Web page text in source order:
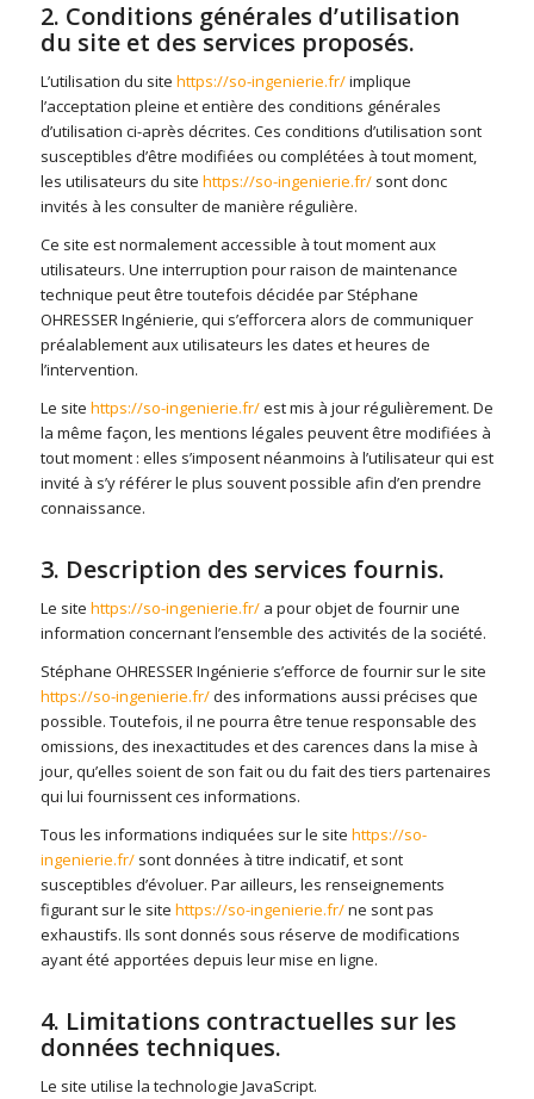
2. Conditions générales d’utilisation
du site et des services proposés.
L’utilisation du site https://so-ingenierie.fr/implique
l’acceptation pleine et entière des conditions générales
d’utilisation ci-après décrites. Ces conditions d’utilisation sont
susceptibles d’être modifiées ou complétées à tout moment,
les utilisateurs du site https://so-ingenierie.fr/sont donc
invités à les consulter de manière régulière.
Ce site est normalement accessible à tout moment aux
utilisateurs. Une interruption pour raison de maintenance
technique peut être toutefois décidée par Stéphane
OHRESSER Ingénierie, qui s’efforcera alors de communiquer
préalablement aux utilisateurs les dates et heures de
l’intervention.
Le site https://so-ingenierie.fr/est mis à jour régulièrement. De
la même façon, les mentions légales peuvent être modifiées à
tout moment : elles s’imposent néanmoins à l’utilisateur qui est
invité à s’y référer le plus souvent possible afin d’en prendre
connaissance.
3. Description des services fournis.
Le site https://so-ingenierie.fr/a pour objet de fournir une
information concernant l’ensemble des activités de la société.
Stéphane OHRESSER Ingénierie s’efforce de fournir sur le site
https://so-ingenierie.fr/des informations aussi précises que
possible. Toutefois, il ne pourra être tenue responsable des
omissions, des inexactitudes et des carences dans la mise à
jour, qu’elles soient de son fait ou du fait des tiers partenaires
qui lui fournissent ces informations.
Tous les informations indiquées sur le site https://so-
ingenierie.fr/sont données à titre indicatif, et sont
susceptibles d’évoluer. Par ailleurs, les renseignements
figurant sur le site https://so-ingenierie.fr/ne sont pas
exhaustifs. Ils sont donnés sous réserve de modifications
ayant été apportées depuis leur mise en ligne.
4. Limitations contractuelles sur les
données techniques.
Le site utilise la technologie JavaScript.